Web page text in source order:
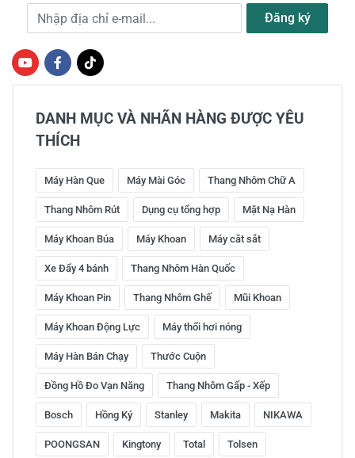
Địa chỉ e-mail Đăng ký
DANH MỤC VÀ NHÃN HÀNG ĐƯỢC YÊU
THÍCH
Máy Hàn Que Máy Mài Góc Thang Nhôm Chữ A
Thang Nhôm Rút Dụng cụ tổng hợp Mặt Nạ Hàn
Máy Khoan Búa Máy Khoan Máy cắt sắt
Xe Đẩy 4 bánh Thang Nhôm Hàn Quốc
Máy Khoan Pin Thang Nhôm Ghế Mũi Khoan
Máy Khoan Động Lực Máy thổi hơi nóng
Máy Hàn Bán Chạy Thước Cuộn
Đồng Hồ Đo Vạn Năng Thang Nhôm Gấp - Xếp
Bosch Hồng Ký Stanley Makita NIKAWA
POONGSAN Kingtony Total Tolsen